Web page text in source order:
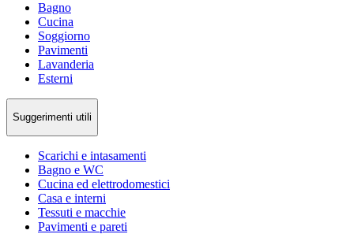
Bagno
Cucina
Soggiorno
Pavimenti
Lavanderia
Esterni
Suggerimenti utili
Scarichi e intasamenti
Bagno e WC
Cucina ed elettrodomestici
Casa e interni
Tessuti e macchie
Pavimenti e pareti